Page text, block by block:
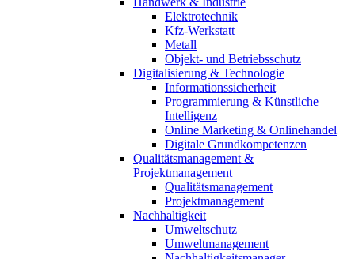
Elektrotechnik
Kfz-Werkstatt
Metall
Objekt- und Betriebsschutz
Digitalisierung & Technologie
Informationssicherheit
Programmierung & Künstliche
Intelligenz
Online Marketing & Onlinehandel
Digitale Grundkompetenzen
Qualitätsmanagement &
Projektmanagement
Qualitätsmanagement
Projektmanagement
Nachhaltigkeit
Umweltschutz
Umweltmanagement